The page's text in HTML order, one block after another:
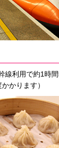
利用で約1時
かります）